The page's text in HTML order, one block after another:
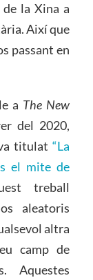
la Xina a
Així que
passant en
a The New
del 2020,
titulat“La
el mite de
treball
aleatoris
altra
camp de
Aquestes